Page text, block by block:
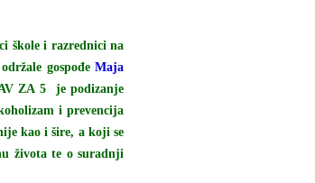
škole i razrednici na
gospođe Maja
ZA 5 je podizanje
i prevencija
kao i šire, a koji se
života te o suradnji